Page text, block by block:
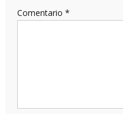
Comentario *